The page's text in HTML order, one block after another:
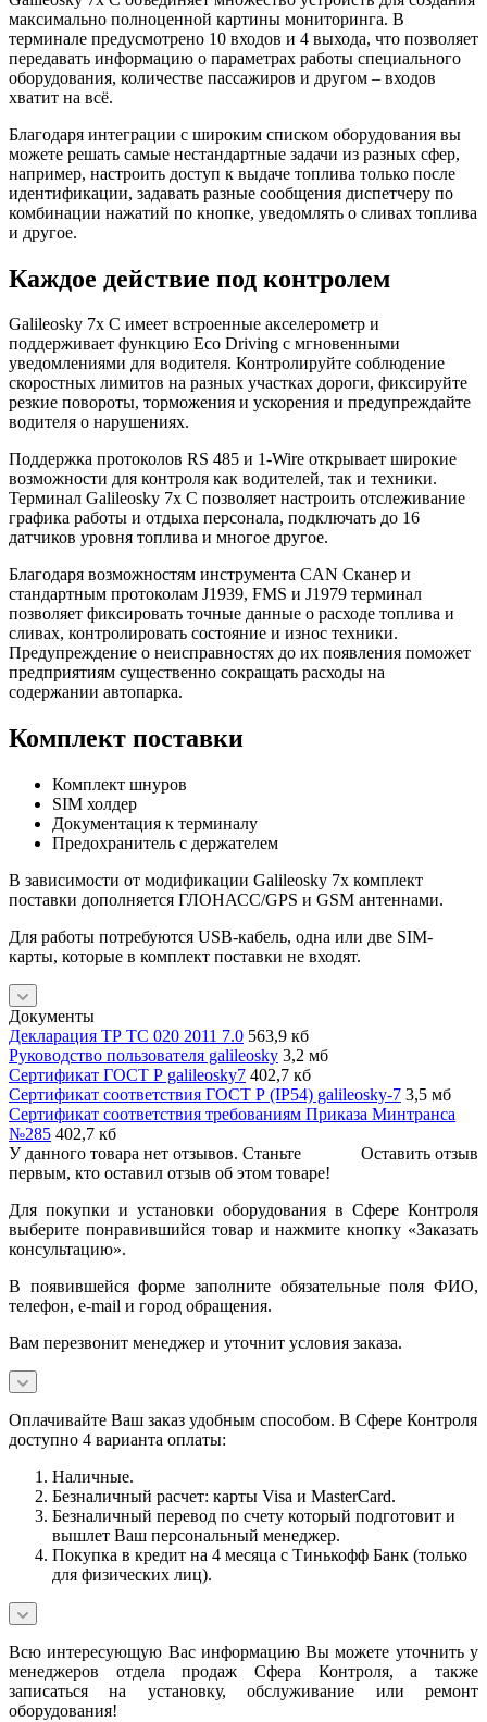
максимально полноценной картины мониторинга. В
терминале предусмотрено 10 входов и 4 выхода, что позволяет
передавать информацию о параметрах работы специального
оборудования, количестве пассажиров и другом – входов
хватит на всё.
Благодаря интеграции с широким списком оборудования вы
можете решать самые нестандартные задачи из разных сфер,
например, настроить доступ к выдаче топлива только после
идентификации, задавать разные сообщения диспетчеру по
комбинации нажатий по кнопке, уведомлять о сливах топлива
и другое.
Каждое действие под контролем
Galileosky 7x C имеет встроенные акселерометр и
поддерживает функцию Eco Driving с мгновенными
уведомлениями для водителя. Контролируйте соблюдение
скоростных лимитов на разных участках дороги, фиксируйте
резкие повороты, торможения и ускорения и предупреждайте
водителя о нарушениях.
Поддержка протоколов RS 485 и 1-Wire открывает широкие
возможности для контроля как водителей, так и техники.
Терминал Galileosky 7x C позволяет настроить отслеживание
графика работы и отдыха персонала, подключать до 16
датчиков уровня топлива и многое другое.
Благодаря возможностям инструмента CAN Сканер и
стандартным протоколам J1939, FMS и J1979 терминал
позволяет фиксировать точные данные о расходе топлива и
сливах, контролировать состояние и износ техники.
Предупреждение о неисправностях до их появления поможет
предприятиям существенно сокращать расходы на
содержании автопарка.
Комплект поставки
Комплект шнуров
SIM холдер
Документация к терминалу
Предохранитель с держателем
В зависимости от модификации Galileosky 7x комплект
поставки дополняется ГЛОНАСС/GPS и GSM антеннами.
Для работы потребуются USB-кабель, одна или две SIM-
карты, которые в комплект поставки не входят.
Документы
Декларация ТР ТС 020 2011 7.0 563,9 кб
Руководство пользователя galileosky 3,2 мб
Сертификат ГОСТ Р galileosky7 402,7 кб
Сертификат соответствия ГОСТ Р (IP54) galileosky-7 3,5 мб
Сертификат соответствия требованиям Приказа Минтранса
№285 402,7 кб
Оставить отзыв
У данного товара нет отзывов. Станьте
первым, кто оставил отзыв об этом товаре!
Для покупки и установки оборудования в Сфере Контроля
выберите понравившийся товар и нажмите кнопку «Заказать
консультацию».
В появившейся форме заполните обязательные поля ФИО,
телефон, e-mail и город обращения.
Вам перезвонит менеджер и уточнит условия заказа.
Оплачивайте Ваш заказ удобным способом. В Сфере Контроля
доступно 4 варианта оплаты:
Наличные.
Безналичный расчет: карты Visa и MasterCard.
Безналичный перевод по счету который подготовит и
вышлет Ваш персональный менеджер.
Покупка в кредит на 4 месяца с Тинькофф Банк (только
для физических лиц).
Всю интересующую Вас информацию Вы можете уточнить у
менеджеров отдела продаж Сфера Контроля, а также
записаться на установку, обслуживание или ремонт
оборудования!